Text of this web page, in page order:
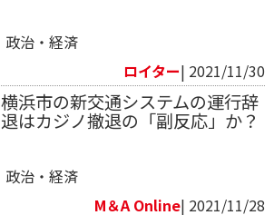
政治・経済
ロイター| 2021/11/30
横浜市の新交通システムの運行辞
退はカジノ撤退の「副反応」か？
政治・経済
M＆A Online| 2021/11/28